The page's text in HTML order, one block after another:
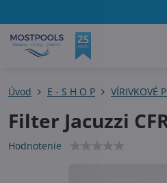
Úvod E - S H O P VÍRIVKOVÉ
Filter Jacuzzi
Hodnotenie